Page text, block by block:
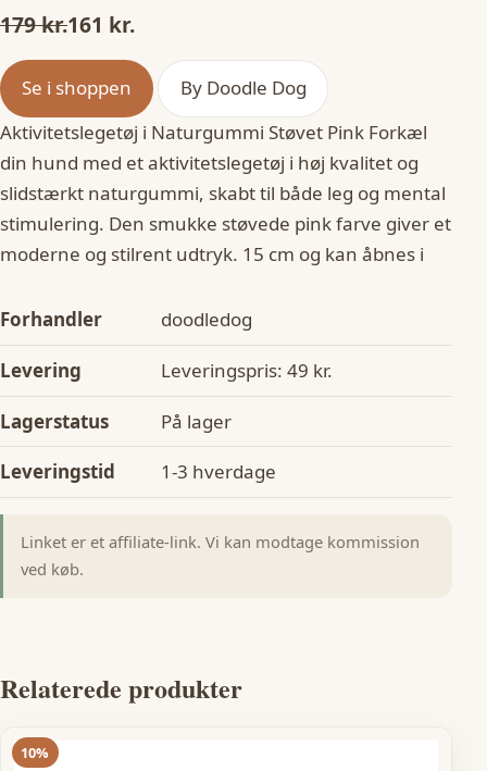
179 kr.161 kr.
Se i shoppen
By Doodle Dog
Aktivitetslegetøj i Naturgummi Støvet Pink Forkæl
din hund med et aktivitetslegetøj i høj kvalitet og
slidstærkt naturgummi, skabt til både leg og mental
stimulering. Den smukke støvede pink farve giver et
moderne og stilrent udtryk. 15 cm og kan åbnes i
Forhandler doodledog
Levering Leveringspris: 49 kr.
Lagerstatus På lager
Leveringstid 1-3 hverdage
Linket er et affiliate-link. Vi kan modtage kommission
ved køb.
Relaterede produkter
10%